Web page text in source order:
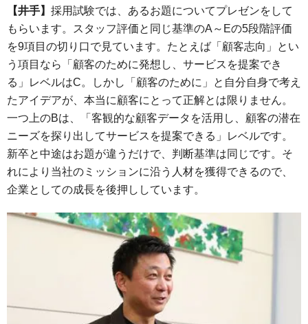
【井手】 採用試験では、あるお題についてプレゼンをして
もらいます。スタッフ評価と同じ基準のA～Eの5段階評価
を9項目の切り口で見ています。たとえば「顧客志向」とい
う項目なら「顧客のために発想し、サービスを提案でき
る」レベルはC。しかし「顧客のために」と自分自身で考え
たアイデアが、本当に顧客にとって正解とは限りません。
一つ上のBは、「客観的な顧客データを活用し、顧客の潜在
ニーズを探り出してサービスを提案できる」レベルです。
新卒と中途はお題が違うだけで、判断基準は同じです。そ
れにより当社のミッションに沿う人材を獲得できるので、
企業としての成長を後押ししています。